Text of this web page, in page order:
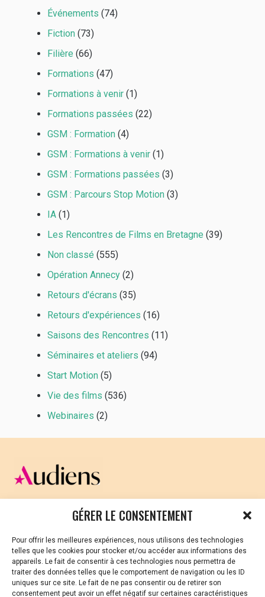
GÉRER LE CONSENTEMENT
Pour offrir les meilleures expériences, nous utilisons des technologies
telles que les cookies pour stocker et/ou accéder aux informations des
appareils. Le fait de consentir à ces technologies nous permettra de
traiter des données telles que le comportement de navigation ou les ID
uniques sur ce site. Le fait de ne pas consentir ou de retirer son
consentement peut avoir un effet négatif sur certaines caractéristiques
Événements (74)
Fiction (73)
Filière (66)
Formations (47)
Formations à venir (1)
Formations passées (22)
GSM : Formation (4)
GSM : Formations à venir (1)
GSM : Formations passées (3)
GSM : Parcours Stop Motion (3)
IA (1)
Les Rencontres de Films en Bretagne (39)
Non classé (555)
Opération Annecy (2)
Retours d'écrans (35)
Retours d'expériences (16)
Saisons des Rencontres (11)
Séminaires et ateliers (94)
Start Motion (5)
Vie des films (536)
Webinaires (2)
CELLULE D’ÉCOUTE ET DE SOUTIEN PSYCHOLOGIQUE ET
Vous avez été témoin ou vous êtes victime de VSS ? Ou
vous êtes référent·es harcèlement en besoin de soutien
ou d’informations ?
01 87 20 30 90